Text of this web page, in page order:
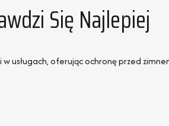
Się Najlepiej
usługach, oferując ochronę przed